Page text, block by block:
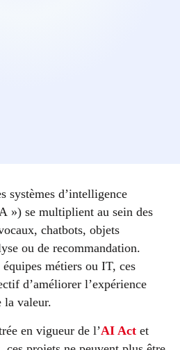
systèmes d’intelligence
») se multiplient au sein des
chatbots, objets
ou de recommandation.
métiers ou IT, ces
d’améliorer l’expérience
la valeur.
en vigueur de l’AI Act et